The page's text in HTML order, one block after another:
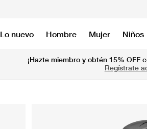
Lo nuevo Hombre Mujer Niños
¡Hazte miembro y obtén 15% OFF
Regístrate